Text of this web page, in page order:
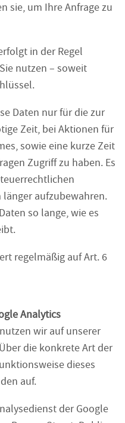
sie, um Ihre Anfrage zu
in der Regel
nutzen – soweit
Daten nur für die zur
Zeit, bei Aktionen für
sowie eine kurze Zeit
Zugriff zu haben. Es
länger aufzubewahren.
so lange, wie es
regelmäßig auf Art. 6
Analytics
wir auf unserer
die konkrete Art der
dieses
auf.
der Google